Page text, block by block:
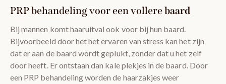
PRP behandeling voor een vollerebaard
Bij mannen komt haaruitval ook voor bij hun baard.
Bijvoorbeeld door het het ervaren van stress kan het zijn
dat er aan de baard wordt geplukt, zonder dat u het zelf
door heeft. Er ontstaan dan kale plekjes in de baard. Door
een PRP behandeling worden de haarzakjes weer